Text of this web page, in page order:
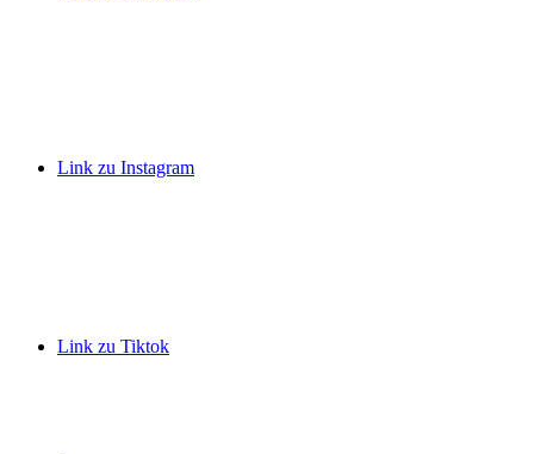
Link zu Instagram
Link zu Tiktok